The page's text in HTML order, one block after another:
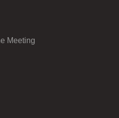
Meeting